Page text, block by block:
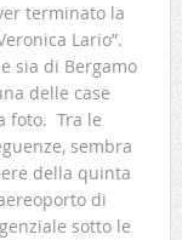
terminato la
Lario”.
sia di Bergamo
delle case
foto. Tra le
sembra
della quinta
di
sotto le